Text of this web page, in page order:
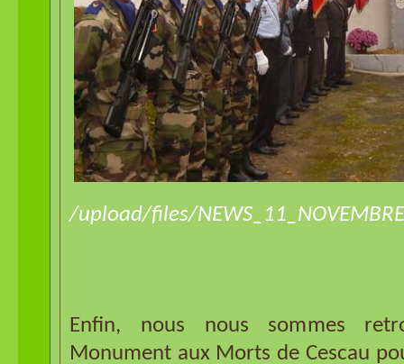
/upload/files/
Enfin, nous nous sommes
Monument aux Morts de Cescau